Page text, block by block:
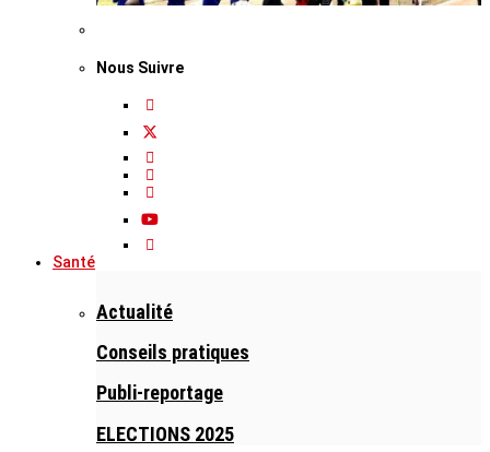
Nous Suivre
Santé
Actualité
Conseils pratiques
Publi-reportage
ELECTIONS 2025